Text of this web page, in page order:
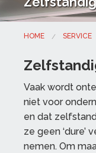
HOME SERVICE
Vaak wordt
niet voor
en dat
ze geen ‘dure’
nemen. Om